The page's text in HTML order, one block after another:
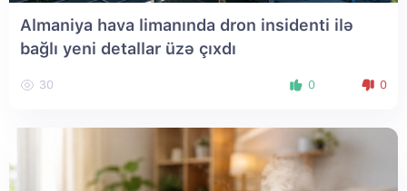
Almaniya hava limanında dron insidenti ilə
bağlı yeni detallar üzə çıxdı
30 0 0